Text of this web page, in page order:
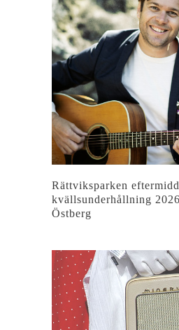
Rättviksparken
kvällsunderhållning
Östberg